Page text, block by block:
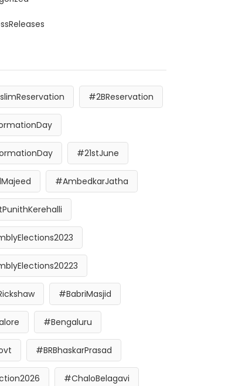
#2BReservation
#21stJune
#AmbedkarJatha
#BabriMasjid
#Bengaluru
#BRBhaskarPrasad
#ChaloBelagavi